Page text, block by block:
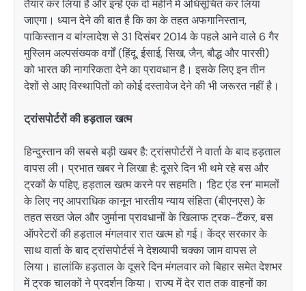
तैयार कर लिया है और इन्हें एक दो महीने में अधिसूचित कर लिया
जाएगा। ध्यान देने की बात है कि का के तहत अफगानिस्तान,
पाकिस्तान व बांग्लादेश से 31 दिसंबर 2014 के पहले आने वाले 6 गैर
मुस्लिम अल्पसंख्यक वर्गों (हिंदू, ईसाई, सिख, जैन, बौद्ध और पारसी)
को भारत की नागरिकता देने का प्रावधान है। इसके लिए इन तीन
देशों से आए विस्थापितों को कोई दस्तावेज देने की भी जरूरत नहीं है।
ट्रांसपोर्टरों की हड़ताल खत्म
हिन्दुस्तान की सबसे बड़ी खबर है: ट्रांसपोर्टरों ने वार्ता के बाद हड़ताल
वापस ली। प्रभात खबर ने लिखा है: दूसरे दिन भी थमे रहे बस और
ट्रकों के पहिए, हड़ताल खत्म करने पर सहमति। ‘हिट एंड रन’ मामलों
के लिए नए आपराधिक कानून भारतीय न्याय संहिता (बीएनएस) के
तहत सख्त जेल और जुर्माना प्रावधानों के खिलाफ ट्रक-टैंकर, बस
ऑपरेटरों की हड़ताल मंगलवार रात खत्म हो गई। केंद्र सरकार के
साथ वार्ता के बाद ट्रांसपोर्टर्स ने देशव्यापी चक्का जाम वापस ले
लिया। हालांकि हड़ताल के दूसरे दिन मंगलवार को बिहार समेत देशभर
में ट्रक चालकों ने प्रदर्शन किया। राज्य में देर रात तक वाहनों का